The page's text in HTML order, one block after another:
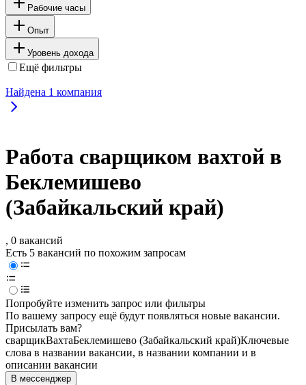
Рабочие часы
Опыт
Уровень дохода
Ещё фильтры
Найдена 1 компания
Работа сварщиком вахтой в
Беклемишево
(Забайкальский край)
, 0 вакансий
Есть 5 вакансий по похожим запросам
Попробуйте изменить запрос или фильтры
По вашему запросу ещё будут появляться новые вакансии.
Присылать вам?
сварщикВахтаБеклемишево (Забайкальский край)Ключевые
слова в названии вакансии, в названии компании и в
описании вакансии
В мессенджер